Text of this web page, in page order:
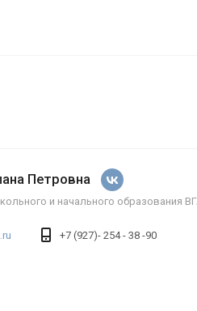
Петровна
и начального образования
+7 (927)- 254 - 38 -90